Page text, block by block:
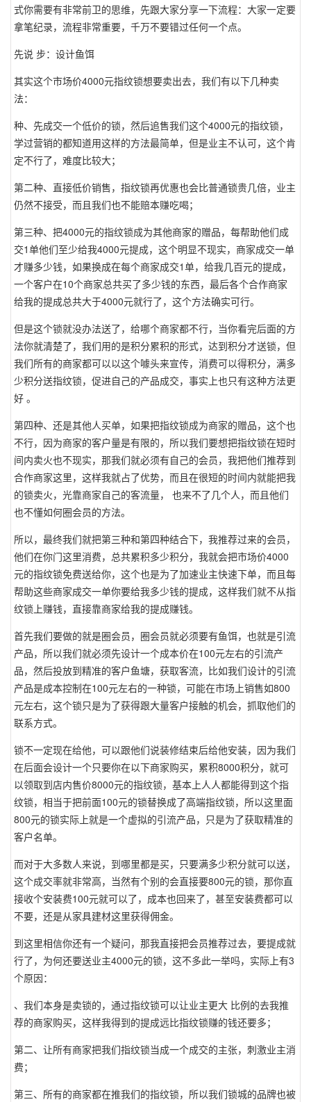
式你需要有非常前卫的思维，先跟大家分享一下流程：大家一定要
拿笔纪录，流程非常重要，千万不要错过任何一个点。
先说 步：设计鱼饵
其实这个市场价4000元指纹锁想要卖出去，我们有以下几种卖
法：
种、先成交一个低价的锁，然后追售我们这个4000元的指纹锁，
学过营销的都知道用这样的方法最简单，但是业主不认可，这个肯
定不行了，难度比较大；
第二种、直接低价销售，指纹锁再优惠也会比普通锁贵几倍，业主
仍然不接受，而且我们也不能赔本赚吃喝；
第三种、把4000元的指纹锁成为其他商家的赠品，每帮助他们成
交1单他们至少给我4000元提成，这个明显不现实，商家成交一单
才赚多少钱，如果换成在每个商家成交1单，给我几百元的提成，
一个客户在10个商家总共买了多少钱的东西，最后各个合作商家
给我的提成总共大于4000元就行了，这个方法确实可行。
但是这个锁就没办法送了，给哪个商家都不行，当你看完后面的方
法你就清楚了，我们用的是积分累积的形式，达到积分才送锁，但
我们所有的商家都可以以这个噱头来宣传，消费可以得积分，满多
少积分送指纹锁，促进自己的产品成交，事实上也只有这种方法更
好 。
第四种、还是其他人买单，如果把指纹锁成为商家的赠品，这个也
不行，因为商家的客户量是有限的，所以我们要想把指纹锁在短时
间内卖火也不现实，那我们就必须有自己的会员，我把他们推荐到
合作商家这里，这样我就占了优势，而且在很短的时间内就能把我
的锁卖火，光靠商家自己的客流量， 也来不了几个人，而且他们
也不懂如何圈会员的方法。
所以，最终我们就把第三种和第四种结合下，我推荐过来的会员，
他们在你门这里消费，总共累积多少积分，我就会把市场价4000
元的指纹锁免费送给你，这个也是为了加速业主快速下单，而且每
帮助这些商家成交一单你要给我多少钱的提成，这样我们就不从指
纹锁上赚钱，直接靠商家给我的提成赚钱。
首先我们要做的就是圈会员，圈会员就必须要有鱼饵，也就是引流
产品，所以我们就必须先设计一个成本价在100元左右的引流产
品，然后投放到精准的客户鱼塘，获取客流，比如我们设计的引流
产品是成本控制在100元左右的一种锁，可能在市场上销售如800
元左右，这个锁只是为了获得跟大量客户接触的机会，抓取他们的
联系方式。
锁不一定现在给他，可以跟他们说装修结束后给他安装，因为我们
在后面会设计一个只要你在以下商家购买，累积8000积分，就可
以领取到店内售价8000元的指纹锁，基本上人人都能得到这个指
纹锁，相当于把前面100元的锁替换成了高端指纹锁，所以这里面
800元的锁实际上就是一个虚拟的引流产品，只是为了获取精准的
客户名单。
而对于大多数人来说，到哪里都是买，只要满多少积分就可以送，
这个成交率就非常高，当然有个别的会直接要800元的锁，那你直
接收个安装费100元就可以了，成本也回来了，甚至安装费都可以
不要，还是从家具建材这里获得佣金。
到这里相信你还有一个疑问，那我直接把会员推荐过去，要提成就
行了，为何还要送业主4000元的锁，这不多此一举吗，实际上有3
个原因：
、我们本身是卖锁的，通过指纹锁可以让业主更大 比例的去我推
荐的商家购买，这样我得到的提成远比指纹锁赚的钱还要多；
第二、让所有商家把我们指纹锁当成一个成交的主张，刺激业主消
费；
第三、所有的商家都在推我们的指纹锁，所以我们锁城的品牌也被